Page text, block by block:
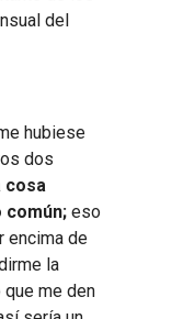
del
hubiese
dos
cosa
común; eso
encima de
la
me den